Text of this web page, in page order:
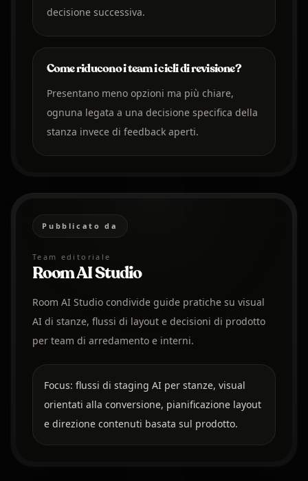
decisione successiva.
Come riducono i team i cicli di revisione?
Presentano meno opzioni ma più chiare,
ognuna legata a una decisione specifica della
stanza invece di feedback aperti.
Pubblicato da
Team editoriale
Room AI Studio
Room AI Studio condivide guide pratiche su visual
AI di stanze, flussi di layout e decisioni di prodotto
per team di arredamento e interni.
Focus: flussi di staging AI per stanze, visual
orientati alla conversione, pianificazione layout
e direzione contenuti basata sul prodotto.